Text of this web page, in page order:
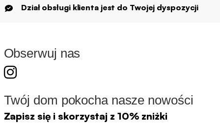
Dział obsługi klienta jest do Twojej dyspozycji
Obserwuj nas
Twój dom pokocha nasze nowości
Zapisz się i skorzystaj z 10% zniżki